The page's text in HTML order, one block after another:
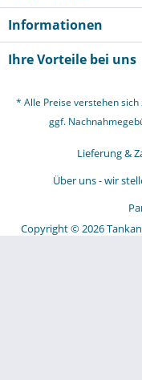
Informationen
Ihre Vorteile bei uns
* Alle Preise verstehen
ggf.
Lieferung &
Über uns - wir
Copyright © 2026